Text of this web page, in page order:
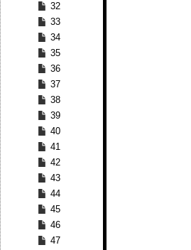
32
33
34
35
36
37
38
39
40
41
42
43
44
45
46
47